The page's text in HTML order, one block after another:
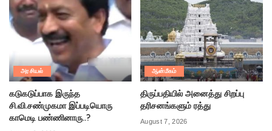
அரசியல்
கடுகடுப்பாக இருந்த
சி.வி.சண்முகமா இப்படியொரு
காமெடி பண்ணினாரு..?
ஆன்மீகம்
திருப்பதியில் அனைத்து சிறப்பு
தரிசனங்களும் ரத்து
August 7, 2026